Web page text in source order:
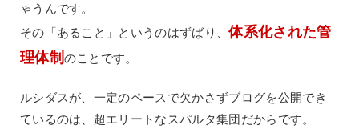
ゃうんです。
その「あること」というのはずばり、体系化された管
理体制 のことです。
ルシダスが、一定のペースで欠かさずブログを公開でき
ているのは、超エリートなスパルタ集団だからです。